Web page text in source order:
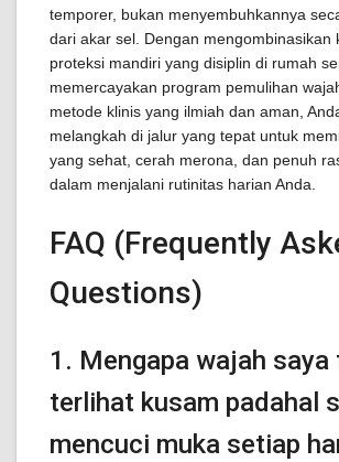
temporer, bukan menyembuhkannya
dari akar sel. Dengan mengombinasikan
proteksi mandiri yang disiplin di rumah
memercayakan program pemulihan
metode klinis yang ilmiah dan aman,
melangkah di jalur yang tepat untuk
yang sehat, cerah merona, dan penuh
dalam menjalani rutinitas harian Anda.
FAQ (Frequently
Questions)
1. Mengapa wajah saya
terlihat kusam padahal
mencuci muka setiap